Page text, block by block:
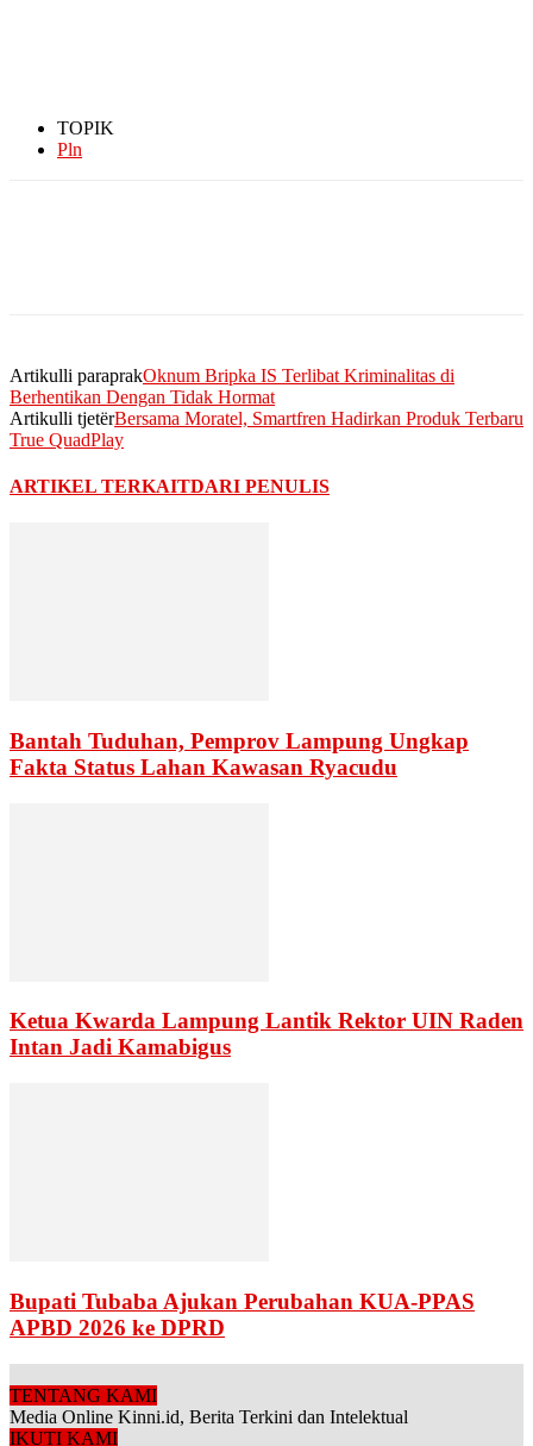
TOPIK
Pln
Artikulli paraprakOknum Bripka IS Terlibat Kriminalitas di
Berhentikan Dengan Tidak Hormat
Artikulli tjetërBersama Moratel, Smartfren Hadirkan Produk Terbaru
True QuadPlay
ARTIKEL TERKAITDARI PENULIS
Bantah Tuduhan, Pemprov Lampung Ungkap
Fakta Status Lahan Kawasan Ryacudu
Ketua Kwarda Lampung Lantik Rektor UIN Raden
Intan Jadi Kamabigus
Bupati Tubaba Ajukan Perubahan KUA-PPAS
APBD 2026 ke DPRD
TENTANG KAMI
Media Online Kinni.id, Berita Terkini dan Intelektual
IKUTI KAMI